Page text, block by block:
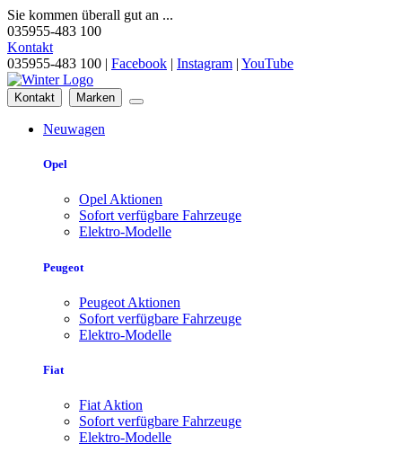
Sie kommen überall gut an ...
035955-483 100
Kontakt
035955-483 100 | Facebook | Instagram | YouTube
Kontakt Marken
Neuwagen
Opel
Opel Aktionen
Sofort verfügbare Fahrzeuge
Elektro-Modelle
Peugeot
Peugeot Aktionen
Sofort verfügbare Fahrzeuge
Elektro-Modelle
Fiat
Fiat Aktion
Sofort verfügbare Fahrzeuge
Elektro-Modelle